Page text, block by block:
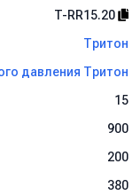
м
T-RR15.20
Тритон
давления Тритон
15
900
200
380